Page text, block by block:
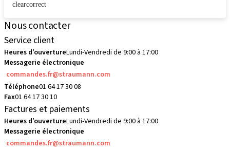
clearcorrect
Nous contacter
Service client
Heures d’ouvertureLundi-Vendredi de 9:00 à 17:00
Messagerie électronique
commandes.fr@straumann.com
Téléphone01 64 17 30 08
Fax01 64 17 30 10
Factures et paiements
Heures d’ouvertureLundi-Vendredi de 9:00 à 17:00
Messagerie électronique
commandes.fr@straumann.com